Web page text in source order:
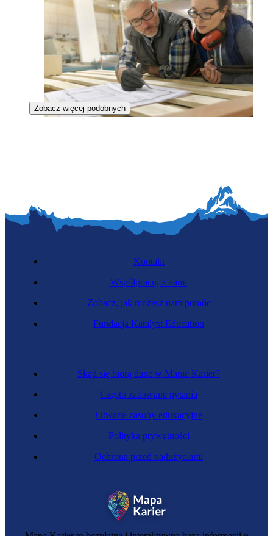
Mechanik precyzyjny
Zobacz więcej podobnych
Skąd się biorą dane w Mapie Karier?
Często zadawane pytania
Otwarte zasoby edukacyjne
Polityka prywatności
Ochrona przed nadużyciami
Kontakt
Współpracuj z nami
Zobacz, jak możesz nam pomóc
Fundacja Katalyst Education